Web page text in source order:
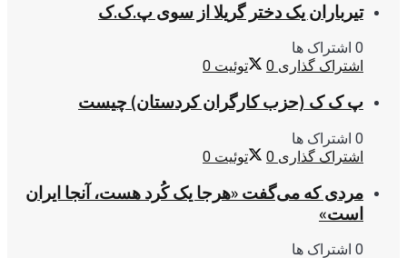
تیرباران یک دختر گریلا از سوی پ.ک.ک
0 اشتراک ها
اشتراک گذاری 0 توئیت 0
پ ک ک (حزب کارگران کردستان) چیست
0 اشتراک ها
اشتراک گذاری 0 توئیت 0
مردی که می‌گفت «هرجا یک کُرد هست، آنجا ایران
است»
0 اشتراک ها